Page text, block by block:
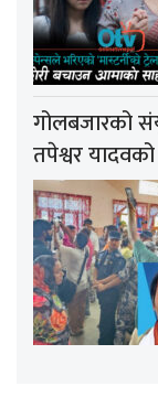
गोलबजारको
तपेश्वर